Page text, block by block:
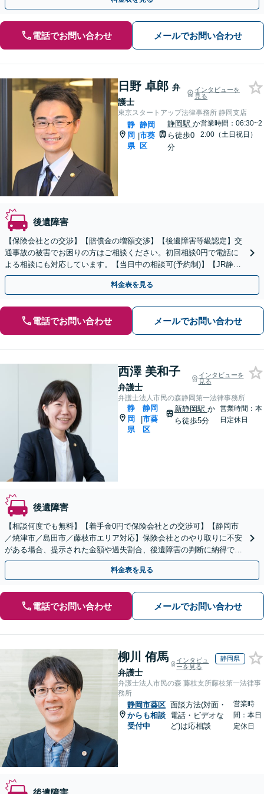
電話でお問い合わせ メールでお問い合わせ
日野 卓郎 弁
護士
インタビューを
見る
東京スタートアップ法律事務所 静岡支店
静
岡
県
|
静岡
市葵
区
静岡駅か
ら徒歩0
分
営業時間：06:30~2
2:00（土日祝日）
後遺障害
【保険会社との交渉】【賠償金の増額交渉】【後遺障害等級認定】交
通事故の被害でお困りの方はご相談ください。初回相談0円で電話に
よる相談にも対応しています。【当日中の相談可(予約制)】【JR静岡
駅北口より直結】
料金表を見る
電話でお問い合わせ メールでお問い合わせ
西澤 美和子
弁護士
インタビューを
見る
弁護士法人市民の森静岡第一法律事務所
静
岡
県
|
静岡
市葵
区
新静岡駅 か
ら徒歩5分
営業時間：本
日定休日
後遺障害
【相談何度でも無料】【着手金0円で保険会社との交渉可】【静岡市
／焼津市／島田市／藤枝市エリア対応】保険会社とのやり取りに不安
がある場合、提示された金額や過失割合、後遺障害の判断に納得でき
ない場合など、弁護士が適切にアドバイスいたします
料金表を見る
電話でお問い合わせ メールでお問い合わせ
柳川 侑馬
弁護士
インタビュ
ーを見る
静岡県
弁護士法人市民の森 藤枝支所藤枝第一法律事
務所
静岡市葵区
からも相談
受付中
面談方法(対面・
電話・ビデオな
ど)は応相談
営業時
間：本日
定休日